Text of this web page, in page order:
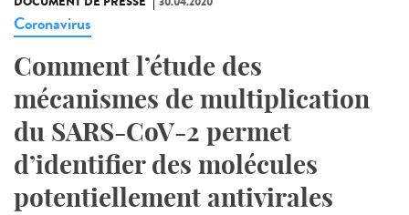
Coronavirus
Comment l’étude des
mécanismes de multiplication
du SARS-CoV-2 permet
d’identifier des molécules
potentiellement antivirales